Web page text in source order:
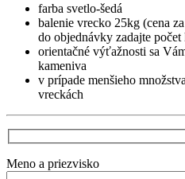
farba svetlo-šedá
balenie vrecko 25kg (cena
do objednávky zadajte počet
orientačné výťažnosti sa
kameniva
v prípade menšieho
vreckách
Meno a priezvisko